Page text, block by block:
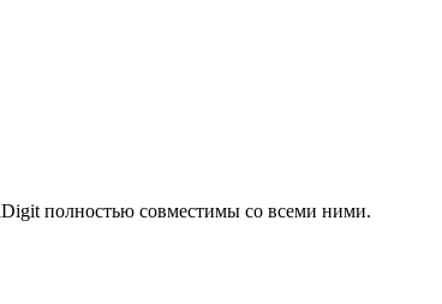
полностью совместимы со всеми ними.